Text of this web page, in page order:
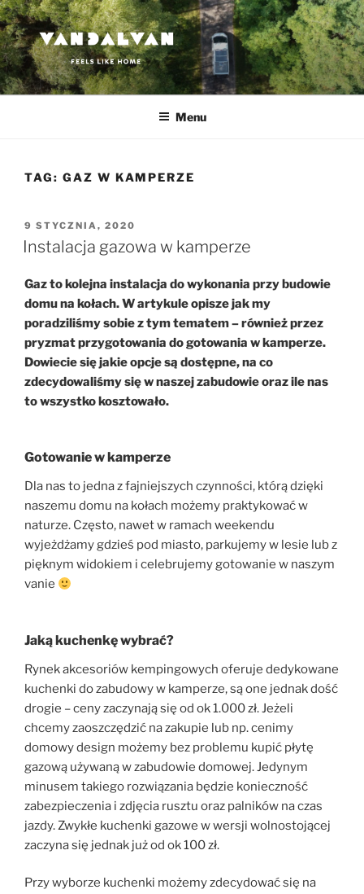
Przejdź
do
treści
VANDALVAN
Feels like home
Menu
TAG: GAZ W KAMPERZE
OPUBLIKOWANE
W
9 STYCZNIA, 2020
Instalacja gazowa w kamperze
Gaz to kolejna instalacja do wykonania przy budowie
domu na kołach. W artykule opisze jak my
poradziliśmy sobie z tym tematem – również przez
pryzmat przygotowania do gotowania w kamperze.
Dowiecie się jakie opcje są dostępne, na co
zdecydowaliśmy się w naszej zabudowie oraz ile nas
to wszystko kosztowało.
Gotowanie w kamperze
Dla nas to jedna z fajniejszych czynności, którą dzięki
naszemu domu na kołach możemy praktykować w
naturze. Często, nawet w ramach weekendu
wyjeżdżamy gdzieś pod miasto, parkujemy w lesie lub z
pięknym widokiem i celebrujemy gotowanie w naszym
vanie
Jaką kuchenkę wybrać?
Rynek akcesoriów kempingowych oferuje dedykowane
kuchenki do zabudowy w kamperze, są one jednak dość
drogie – ceny zaczynają się od ok 1.000 zł. Jeżeli
chcemy zaoszczędzić na zakupie lub np. cenimy
domowy design możemy bez problemu kupić płytę
gazową używaną w zabudowie domowej. Jedynym
minusem takiego rozwiązania będzie konieczność
zabezpieczenia i zdjęcia rusztu oraz palników na czas
jazdy. Zwykłe kuchenki gazowe w wersji wolnostojącej
zaczyna się jednak już od ok 100 zł.
Przy wyborze kuchenki możemy zdecydować się na